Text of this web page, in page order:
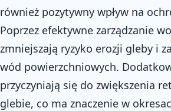
również pozytywny wpływ na
Poprzez efektywne zarządzanie
zmniejszają ryzyko erozji gleby i
wód powierzchniowych.
przyczyniają się do zwiększenia
glebie, co ma znaczenie w